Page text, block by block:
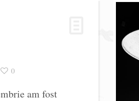
0
am fost